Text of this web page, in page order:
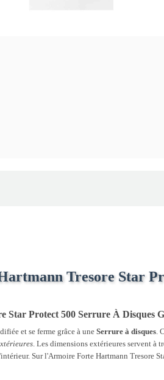
Tresore Star
Star Protect 500 Serrure À Disques
et se ferme grâce à une Serrure à disques.
. Les dimensions extérieures servent à
Sur l'Armoire Forte Hartmann Tresore